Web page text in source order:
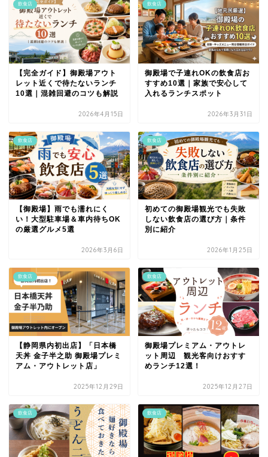
飲食店
【完全ガイド】御殿場アウト
レット近くで待たないランチ
10選｜混雑回避のコツも解説
2026年4月15日
飲食店
御殿場で子連れOKの飲食店お
すすめ10選｜家族で安心して
入れるランチスポット
2026年3月31日
飲食店
【御殿場】雨でも濡れにく
い！大型駐車場＆車内待ちOK
の厳選グルメ5選
2026年3月6日
飲食店
初めての御殿場観光でも失敗
しない飲食店の選び方｜条件
別に紹介
2026年1月25日
飲食店
【静岡県内初出店】「日本橋
天丼 金子半之助 御殿場プレミ
アム・アウトレット店」
2025年12月29日
飲食店
御殿場プレミアム・アウトレ
ット周辺 観光客向けおすす
めランチ12選！
2025年12月27日
飲食店 飲食店